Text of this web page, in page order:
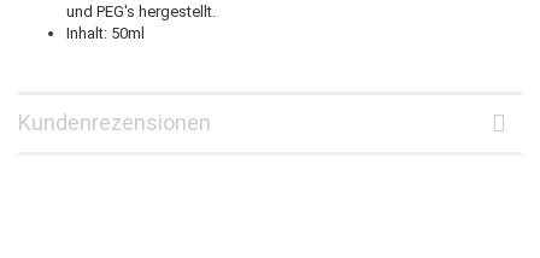
und PEG's hergestellt.
Inhalt: 50ml
Kundenrezensionen